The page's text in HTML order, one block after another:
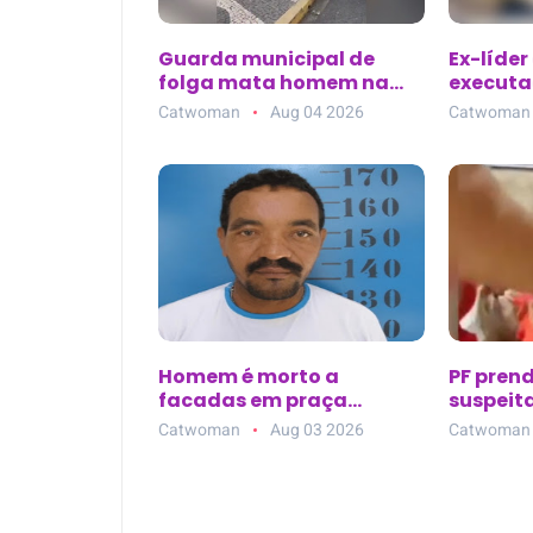
Guarda municipal de
folga mata homem na
Praça Rui Barbosa em
Araçatuba (SP)
Catwoman Aug 04 2026
Ex-líder
de
Parque
Catwoman
Homem é morto a
facadas em praça
pública de Bom Jardim
(PE); suspeito é preso em
Catwoman Aug 03 2026
PF
Catwoman